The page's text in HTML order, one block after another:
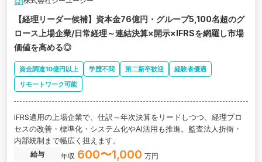
【経理リーダー候補】資本金76億円・グループ5,100名超のグ
ロース上場企業/日常経理～連結決算×開示×IFRSを網羅し市場
価値を高める◎
資金調達10億円以上 学歴不問 第二新卒歓迎
経験者優遇
リモートワーク可能
IFRS適用の上場企業で、仕訳～年次決算をリードしつつ、経理プロ
セスの改善・標準化・システム化やAI活用も推進。監査法人折衝・
内部統制まで幅広く担えます。
給与 年収 600〜1,000 万円